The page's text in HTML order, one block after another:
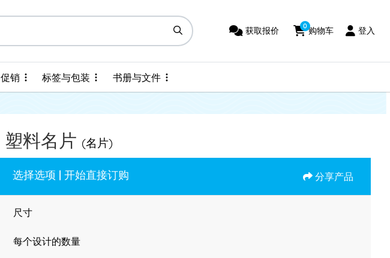
获取报价
获取报价 购物车购物车
0
登入登入
促销
促销 标签与包装
标签与包装 书册与文件
书册与文件
塑料名片 (名片)
选择选项 | 开始直接订购 分享产品
尺寸
每个设计的数量